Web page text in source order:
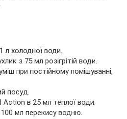
л холодної води.
з 75 мл розігрітій води.
при постійному помішуванні,
посуд.
Action в 25 мл теплої води.
мл перекису водню.